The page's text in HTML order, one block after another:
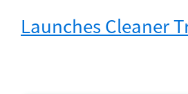
Launches Cleaner